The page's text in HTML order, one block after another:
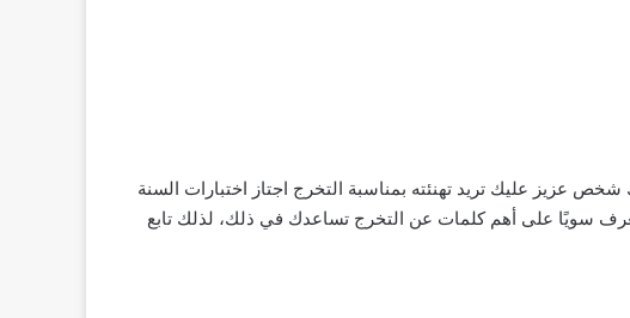
عزيز عليك تريد تهنئته بمناسبة التخرج اجتاز اختبارات السنة
سويًا على أهم كلمات عن التخرج تساعدك في ذلك، لذلك تابع